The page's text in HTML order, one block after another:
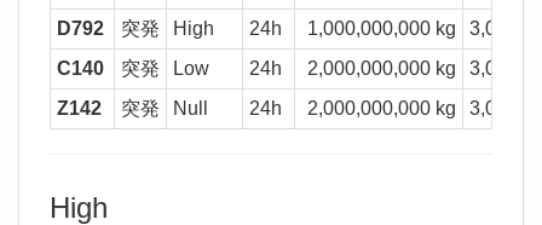
D792
突発 High 24h 1,000,000,000 kg
C140
突発 Low 24h 2,000,000,000 kg
Z142
突発 Null 24h 2,000,000,000 kg
High